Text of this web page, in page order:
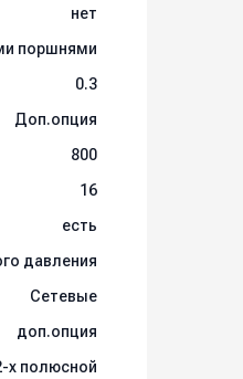
нет
поршнями
0.3
Доп.опция
800
16
есть
давления
Сетевые
доп.опция
х полюсной